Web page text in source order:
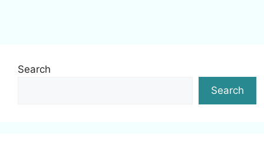
Search
Search